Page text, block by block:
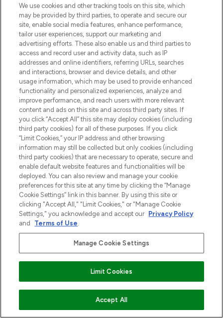
VOEG TOE AAN WINKELMANDJE
We use cookies and other tracking tools on this site, which
may be provided by third parties, to operate and secure our
site, enable social media features, enhance performance,
tailor user experiences, support our marketing and
advertising efforts. These also enable us and third parties to
access and record user and activity data, such as IP
addresses and online identifiers, referring URLs, searches
and interactions, browser and device details, and other
usage information, which may be used to provide enhanced
functionality and personalized experiences, analyze and
improve performance, and reach users with more relevant
content and ads on this site and across third party sites. If
you click “Accept All” this site may deploy cookies (including
third party cookies) for all of these purposes. If you click
“Limit Cookies,” your IP address and other browsing
information may still be collected but only cookies (including
third party cookies) that are necessary to operate, secure and
enable default website features and functionalities will be
deployed. You can also review and manage your cookie
preferences for this site at any time by clicking the “Manage
Cookie Settings” link in this banner. By using this site or
clicking "Accept All," "Limit Cookies," or "Manage Cookie
Settings," you acknowledge and accept our Privacy Policy
and
Terms of Use.
Manage Cookie Settings
Limit Cookies
Accept All